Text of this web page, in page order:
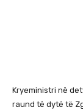
Kryeministri në
raund të dytë të